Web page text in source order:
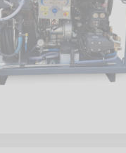
1 verfügbar